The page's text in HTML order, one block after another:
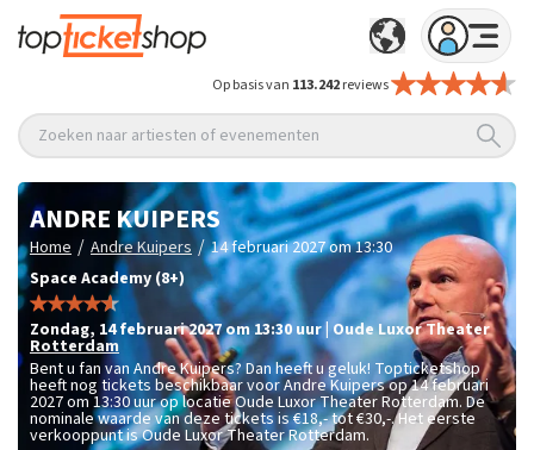
Op basis van 113.242reviews
Zoeken naar artiesten of evenementen
ANDRE KUIPERS
Home / Andre Kuipers / 14 februari 2027 om 13:30
Space Academy (8+)
zondag, 14 februari 2027 om 13:30 uur Oude Luxor Theater
Rotterdam
Bent u fan van Andre Kuipers? Dan heeft u geluk! Topticketshop
heeft nog tickets beschikbaar voor Andre Kuipers op 14 februari
2027 om 13:30 uur op locatie Oude Luxor Theater Rotterdam. De
nominale waarde van deze tickets is€18,- tot €30,-. Het eerste
verkooppunt is Oude Luxor Theater Rotterdam.